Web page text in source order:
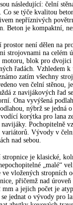
následující: čelní
Co se týče kvalitou
nepříznivých
Beton je kompaktní,
prostor není dělen na
strojovnami na
motoru, blok pro
řadách. Vzhledem
zatím všechny
ven čelní stěnou,
z navijákových řad
Ona vyvýšená
nýbrž se jedná
korýtka pro lana
Pochopitelně
Vývody v
nad sebou.
je klasické,
„malé“
ve vložených stropních
přičemž nad
mm a jejich počet je
jednat o vývody pro